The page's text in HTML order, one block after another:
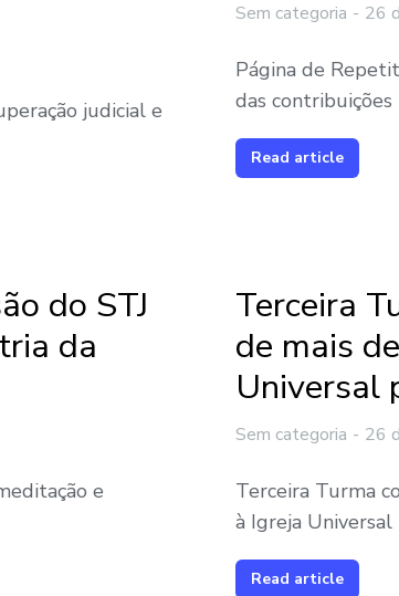
judicial e
Sem categoria 26
Página de
das contribuições
Read article
do STJ
da
e
Terceira
de mais
Universal
Sem categoria 26
Terceira Turma
à Igreja
Read article